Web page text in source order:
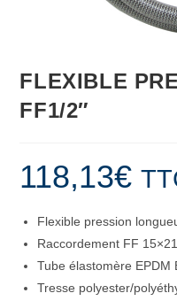
FLEXIBLE
FF1/2″
118,13€
Flexible pression
Raccordement FF 15×21.
Tube élastomère EPDM
Tresse polyester/